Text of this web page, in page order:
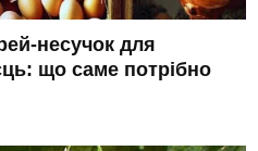
несучок для
що саме потрібно